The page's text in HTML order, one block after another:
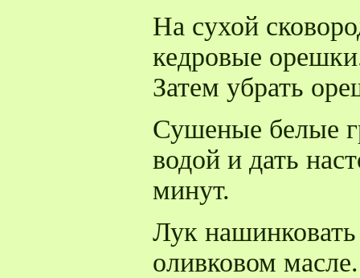
На сухой
кедровые
Затем убрать
Сушеные белые
водой и дать
минут.
Лук
оливковом масле.